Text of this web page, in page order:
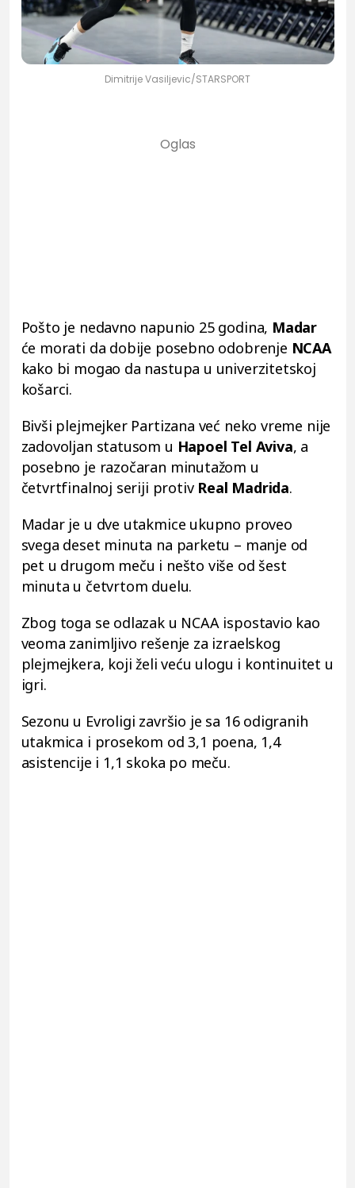
Dimitrije Vasiljevic/STARSPORT
Pošto je nedavno napunio 25 godina, Madar
će morati da dobije posebno odobrenje NCAA
kako bi mogao da nastupa u univerzitetskoj
košarci.
Bivši plejmejker Partizana već neko vreme nije
zadovoljan statusom u Hapoel Tel Aviva, a
posebno je razočaran minutažom u
četvrtfinalnoj seriji protiv Real Madrida.
Madar je u dve utakmice ukupno proveo
svega deset minuta na parketu – manje od
pet u drugom meču i nešto više od šest
minuta u četvrtom duelu.
Zbog toga se odlazak u NCAA ispostavio kao
veoma zanimljivo rešenje za izraelskog
plejmejkera, koji želi veću ulogu i kontinuitet u
igri.
Sezonu u Evroligi završio je sa 16 odigranih
utakmica i prosekom od 3,1 poena, 1,4
asistencije i 1,1 skoka po meču.